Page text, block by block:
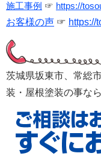
施工事例 ☞ https://
お客様の声 ☞ https://
茨城県坂東市、常総
装・屋根塗装の事なら